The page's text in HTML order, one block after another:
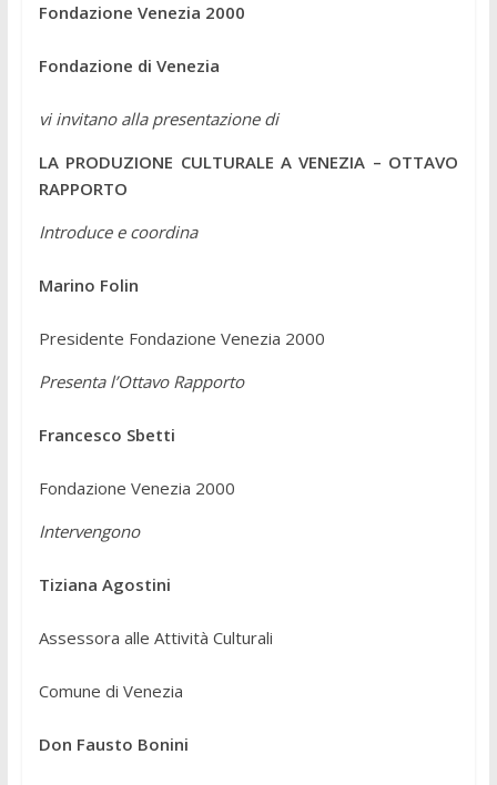
Fondazione Venezia 2000
Fondazione di Venezia
vi invitano alla presentazione di
LA PRODUZIONE CULTURALE A VENEZIA – OTTAVO
RAPPORTO
Introduce e coordina
Marino Folin
Presidente Fondazione Venezia 2000
Presenta l’Ottavo Rapporto
Francesco Sbetti
Fondazione Venezia 2000
Intervengono
Tiziana Agostini
Assessora alle Attività Culturali
Comune di Venezia
Don Fausto Bonini